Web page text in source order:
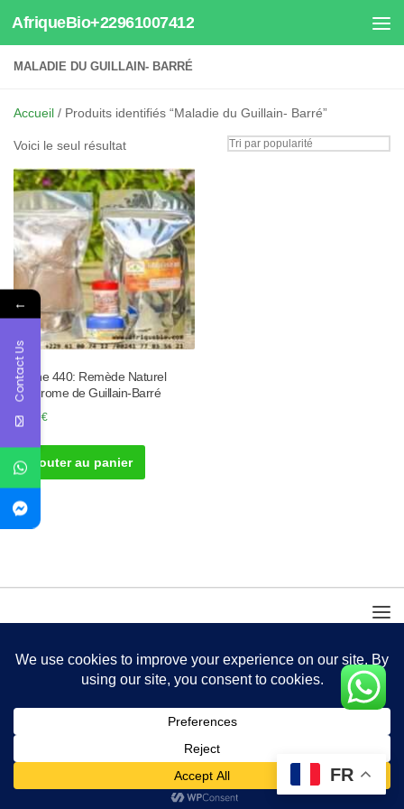
Au dessous du contenu
AfriqueBio+22961007412
MALADIE DU GUILLAIN- BARRÉ
Accueil / Produits identifiés “Maladie du Guillain- Barré”
Voici le seul résultat
Tisane 440: Remède Naturel
Syndrome de Guillain-Barré
50.00€
Ajouter au panier
FR
←
Contact Us